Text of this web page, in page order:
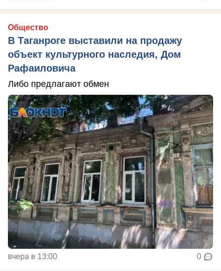
Общество
В Таганроге выставили на продажу
объект культурного наследия, Дом
Рафаиловича
Либо предлагают обмен
вчера в 13:00 0